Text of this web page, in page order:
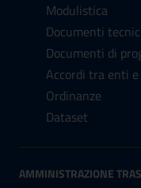
Modulistica
Documenti
Documenti di
Accordi tra enti
Ordinanze
Dataset
AMMINISTRAZIONE